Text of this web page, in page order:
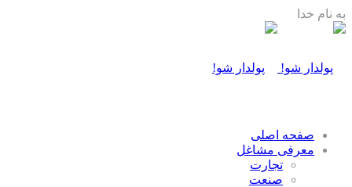
به نام خدا
صفحه اصلی
معرفی مشاغل
تجارت
صنعت